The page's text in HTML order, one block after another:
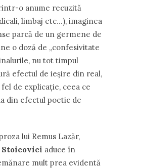
o anume recuzită
limbaj etc…), imaginea
parcă de un germene de
o doză de „confesivitate
nu tot timpul
efectul de ieşire din real,
de explicaţie, ceea ce
din efectul poetic de
lui Remus Lazăr,
Stoicovici aduce în
mult prea evidentă